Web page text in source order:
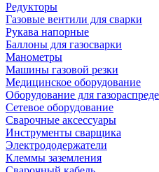
Редукторы
Газовые вентили для сварки
Рукава напорные
Баллоны для газосварки
Манометры
Машины газовой резки
Медицинское оборудование
Оборудование для
Сетевое оборудование
Сварочные аксессуары
Инструменты сварщика
Электрододержатели
Клеммы заземления